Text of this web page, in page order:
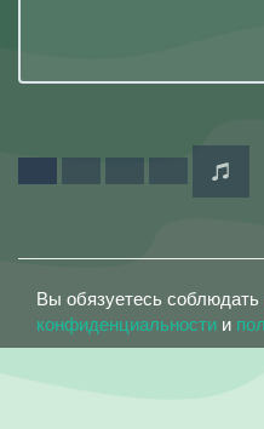
Вы обязуетесь соблюдать
конфиденциальности и